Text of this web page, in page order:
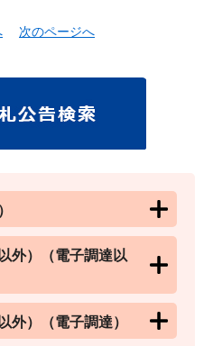
次のページへ
外）（電子調達以
外）（電子調達）